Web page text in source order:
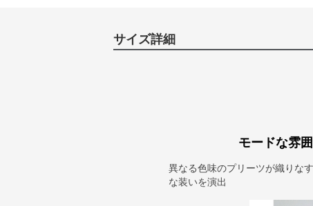
サイズ詳細
モードな雰
異なる色味のプリーツが織りな
な装いを演出